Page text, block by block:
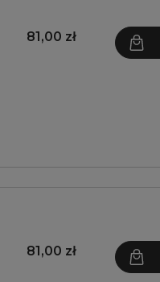
81,00 zł
81,00 zł